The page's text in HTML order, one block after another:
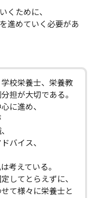
くために、
進めていく必要があ
校栄養士、栄養教
担が大切である。
に進め、
バイス、
考えている。
してとらえずに、
て様々に栄養士と